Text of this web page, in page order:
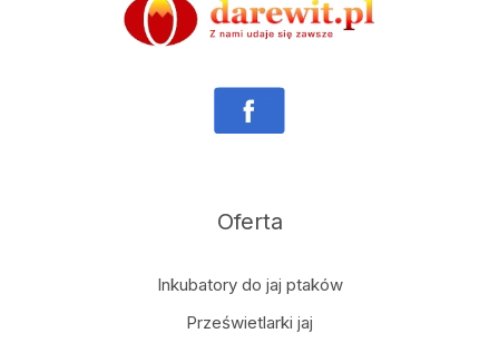
Oferta
Inkubatory do jaj ptaków
Prześwietlarki jaj